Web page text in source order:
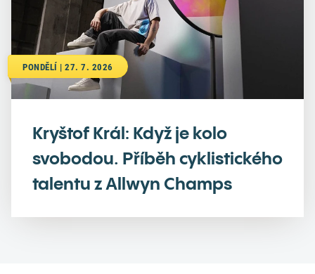
PONDĚLÍ | 27. 7. 2026
Kryštof Král: Když je kolo
svobodou. Příběh cyklistického
talentu z Allwyn Champs